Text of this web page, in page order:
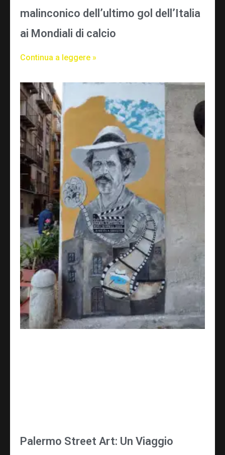
malinconico dell’ultimo gol dell’Italia
ai Mondiali di calcio
Continua a leggere »
Palermo Street Art: Un Viaggio